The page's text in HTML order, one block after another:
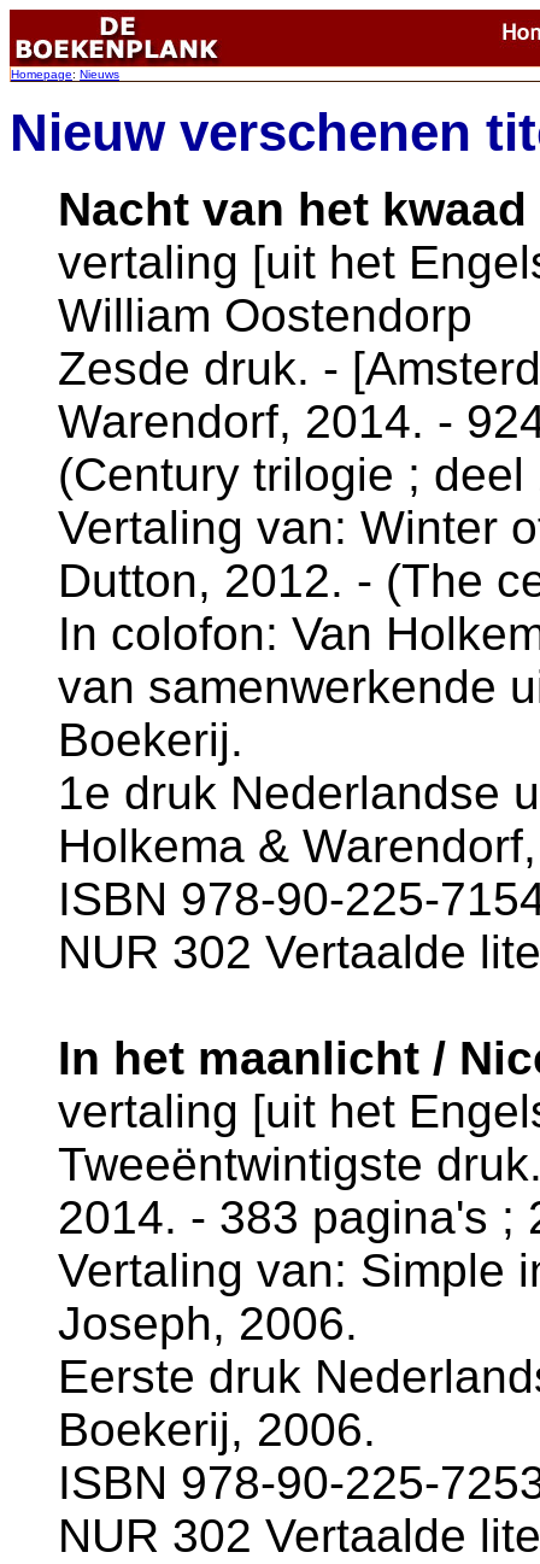
Homepage: Nieuws
Nieuw verschenen
Nacht van het
vertaling [uit het
William Oostendorp
Zesde druk. -
Warendorf, 2014. -
(Century trilogie ; deel
Vertaling van: Winter
Dutton, 2012. - (The
In colofon: Van
van samenwerkende
Boekerij.
1e druk Nederlandse
Holkema &
ISBN 978-90-225-
NUR 302 Vertaalde
In het maanlicht /
vertaling [uit het
Tweeëntwintigste
2014. - 383 pagina's ;
Vertaling van: Simple
Joseph, 2006.
Eerste druk
Boekerij, 2006.
ISBN 978-90-225-
NUR 302 Vertaalde